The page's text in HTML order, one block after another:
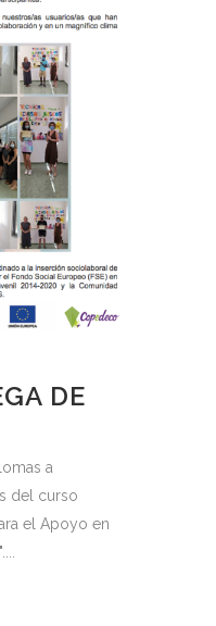
DE
a
del curso
el Apoyo en